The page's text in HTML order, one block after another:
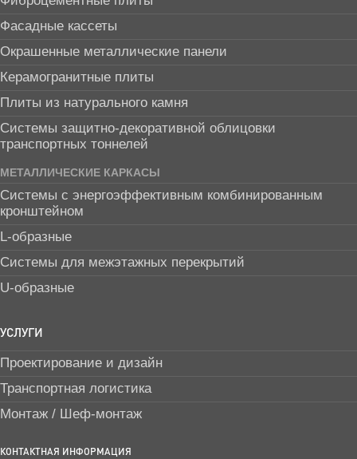
Фасадные кассеты
Окрашенные металлические панели
Керамогранитные плиты
Плиты из натурального камня
Системы защитно-декоративной облицовки
транспортных тоннелей
МЕТАЛЛИЧЕСКИЕ КАРКАСЫ
Системы с энергоэффективным комбинированным
кронштейном
L-образные
Системы для межэтажных перекрытий
U-образные
УСЛУГИ
Проектирование и дизайн
Транспортная логистика
Монтаж / Шеф-монтаж
КОНТАКТНАЯ ИНФОРМАЦИЯ